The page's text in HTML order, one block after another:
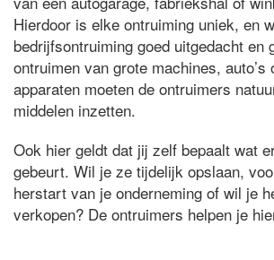
Hierdoor is elke ontruiming uniek, en
bedrijfsontruiming goed uitgedacht en
ontruimen van grote machines, auto’s
apparaten moeten de ontruimers
middelen inzetten.
Ook hier geldt dat jij zelf bepaalt wat
gebeurt. Wil je ze tijdelijk opslaan,
herstart van je onderneming of wil je
verkopen? De ontruimers helpen je